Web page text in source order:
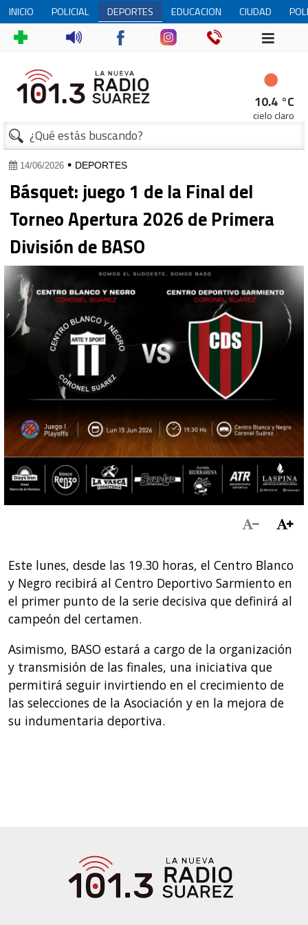
INICIO POLICIAL DEPORTES EDUCACION CIUDAD
10.4 °C
cielo claro
14/06/2026• DEPORTES
Básquet: juego 1 de la Final del
Torneo Apertura 2026 de Primera
División de BASO
Este lunes, desde las 19.30 horas, el Centro Blanco
y Negro recibirá al Centro Deportivo Sarmiento en
el primer punto de la serie decisiva que definirá al
campeón del certamen.
Asimismo, BASO estará a cargo de la organización
y transmisión de las finales, una iniciativa que
permitirá seguir invirtiendo en el crecimiento de
las selecciones de la Asociación y en la mejora de
su indumentaria deportiva.